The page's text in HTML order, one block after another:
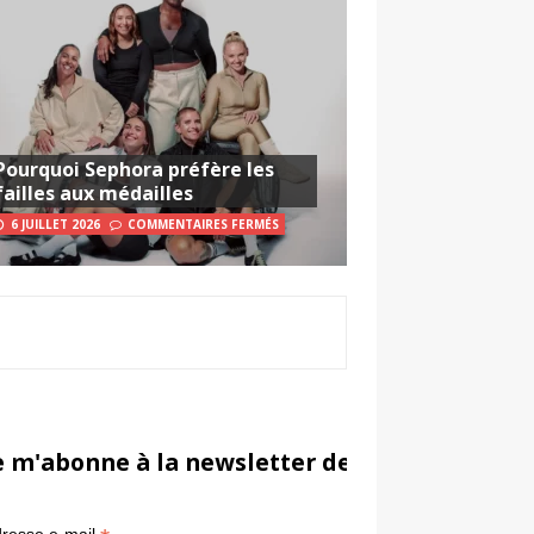
Sephora préfère les
aux médailles
6 JUILLET 2026 COMMENTAIRES FERMÉS
m'abonne à la newsletter de